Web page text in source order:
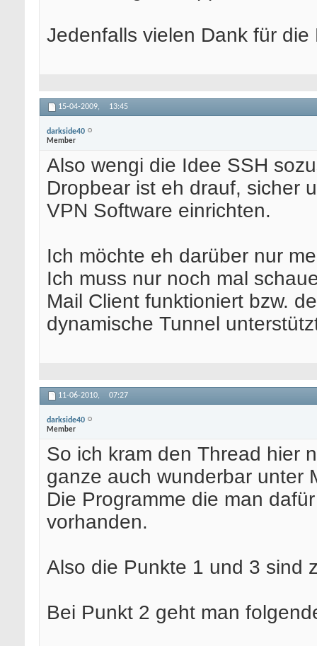
Jedenfalls vielen Dank für die
15-04-2009, 13:45
darkside40
Member
Also wengi die Idee SSH
Dropbear ist eh drauf, sicher
VPN Software einrichten.
Ich möchte eh darüber nur
Ich muss nur noch mal
Mail Client funktioniert bzw.
dynamische Tunnel
11-06-2010, 07:27
darkside40
Member
So ich kram den Thread hier
ganze auch wunderbar unter
Die Programme die man
vorhanden.
Also die Punkte 1 und 3 sind
Bei Punkt 2 geht man